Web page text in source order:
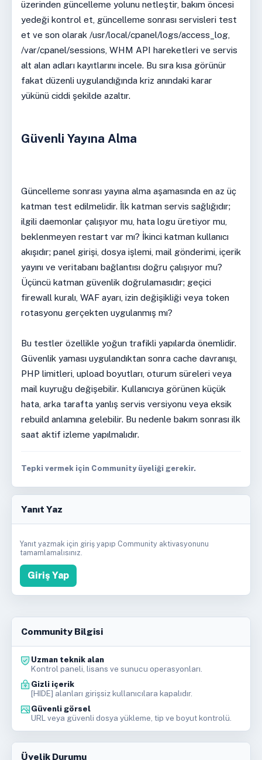
üzerinden güncelleme yolunu netleştir, bakım öncesi
yedeği kontrol et, güncelleme sonrası servisleri test
et ve son olarak /usr/local/cpanel/logs/access_log,
/var/cpanel/sessions, WHM API hareketleri ve servis
alt alan adları kayıtlarını incele. Bu sıra kısa görünür
fakat düzenli uygulandığında kriz anındaki karar
yükünü ciddi şekilde azaltır.
Güvenli Yayına Alma
Güncelleme sonrası yayına alma aşamasında en az üç
katman test edilmelidir. İlk katman servis sağlığıdır;
ilgili daemonlar çalışıyor mu, hata logu üretiyor mu,
beklenmeyen restart var mı? İkinci katman kullanıcı
akışıdır; panel girişi, dosya işlemi, mail gönderimi, içerik
yayını ve veritabanı bağlantısı doğru çalışıyor mu?
Üçüncü katman güvenlik doğrulamasıdır; geçici
firewall kuralı, WAF ayarı, izin değişikliği veya token
rotasyonu gerçekten uygulanmış mı?
Bu testler özellikle yoğun trafikli yapılarda önemlidir.
Güvenlik yaması uygulandıktan sonra cache davranışı,
PHP limitleri, upload boyutları, oturum süreleri veya
mail kuyruğu değişebilir. Kullanıcıya görünen küçük
hata, arka tarafta yanlış servis versiyonu veya eksik
rebuild anlamına gelebilir. Bu nedenle bakım sonrası ilk
saat aktif izleme yapılmalıdır.
Tepki vermek için Community üyeliği gerekir.
Yanıt Yaz
Yanıt yazmak için giriş yapıp Community aktivasyonunu
tamamlamalısınız.
Giriş Yap
Community Bilgisi
Uzman teknik alan
Kontrol paneli, lisans ve sunucu operasyonları.
Gizli içerik
[HIDE] alanları girişsiz kullanıcılara kapalıdır.
Güvenli görsel
URL veya güvenli dosya yükleme, tip ve boyut kontrolü.
Üyelik Durumu